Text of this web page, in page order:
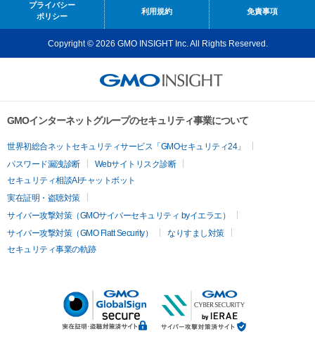
プライバシー
ポリシー
利用規約 免責事項
Copyright © 2026 GMO INSIGHT Inc. All Rights Reserved.
GMOインターネットグループのセキュリティ事業について
世界初総合ネットセキュリティサービス「GMOセキュリティ24」
パスワード漏洩診断
Webサイトリスク診断
セキュリティ相談AIチャットボット
実在証明・盗聴対策
サイバー攻撃対策（GMOサイバーセキュリティ byイエラエ）
サイバー攻撃対策（GMO Flatt Security）
なりすまし対策
セキュリティ事業の軌跡